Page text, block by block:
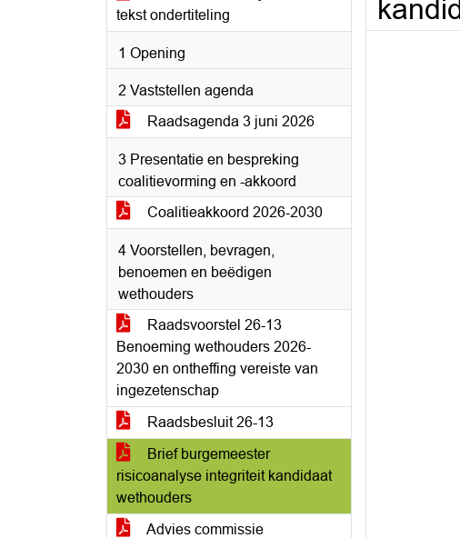
tekst ondertiteling
1 Opening
2 Vaststellen agenda
Raadsagenda 3 juni 2026
3 Presentatie en bespreking
coalitievorming en -akkoord
Coalitieakkoord 2026-2030
4 Voorstellen, bevragen,
benoemen en beëdigen
wethouders
Raadsvoorstel 26-13
Benoeming wethouders 2026-
2030 en ontheffing vereiste van
ingezetenschap
Raadsbesluit 26-13
Brief burgemeester
risicoanalyse integriteit kandidaat
wethouders
Advies commissie